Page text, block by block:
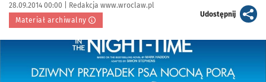
Data publikacji:
28.09.2014 00:00 | Autor:
Redakcja www.wroclaw.pl
Materiał archiwalny
Udostępnijartykuł
Kliknij, aby powiększyć